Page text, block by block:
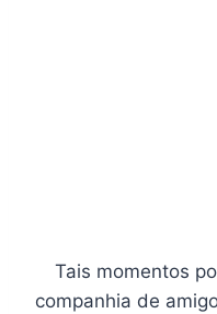
Tais momentos
companhia de